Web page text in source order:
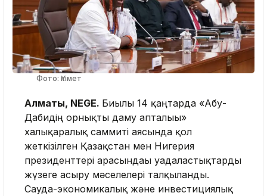
Фото: Үкімет
Алматы, NEGE. Биылғы 14 қаңтарда «Абу-
Дабидің орнықты даму апталығы»
халықаралық саммиті аясында қол
жеткізілген Қазақстан мен Нигерия
президенттері арасындағы уағдаластықтарды
жүзеге асыру мәселелері талқыланды.
Сауда-экономикалық және инвестициялық